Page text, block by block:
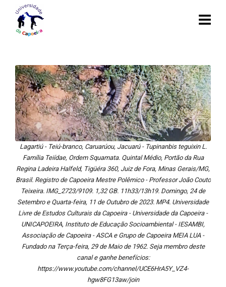
Lagartiú - Teiú-branco, Caruarúou, Jacuarú - Tupinanbis teguixin L.
Família Teiídae, Ordem Squamata. Quintal Médio, Portão da Rua
Regina Ladeira Halfeld, Tigüéra 360, Juiz de Fora, Minas Gerais/MG,
Brasil. Registro de Capoeira Mestre Polêmico - Professor João Couto
Teixeira. IMG_2723/9109. 1,32 GB. 11h33/13h19. Domingo, 24 de
Setembro e Quarta-feira, 11 de Outubro de 2023. MP4. Universidade
Livre de Estudos Culturais da Capoeira - Universidade da Capoeira -
UNICAPOEIRA, Instituto de Educação Socioambiental - IESAMBI,
Associação de Capoeira - ASCA e Grupo de Capoeira MEIA LUA -
Fundado na Terça-feira, 29 de Maio de 1962. Seja membro deste
canal e ganhe benefícios:
https://www.youtube.com/channel/UCE6HrA5Y_VZ4-
hgw8FG13aw/join